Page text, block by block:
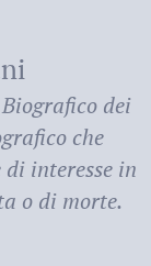
dei
che
interesse in
o di morte.